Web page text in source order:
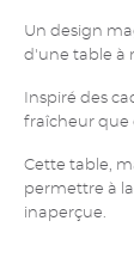
Un design
d'une table à
Inspiré des
fraîcheur que
Cette table,
permettre à
inaperçue.